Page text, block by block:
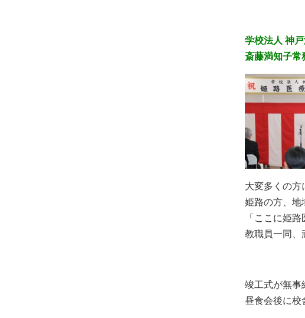
学校法人 神
斎藤満知子
大変多くの方
姫路の方、地
「ここに姫
教職員一同、
竣工式が無事
昼食会後に校